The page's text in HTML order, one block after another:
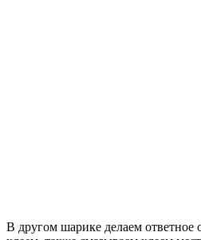
В другом шарике делаем ответное